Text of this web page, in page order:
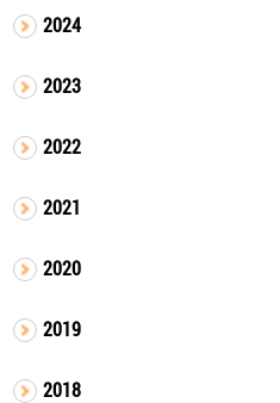
2024
2023
2022
2021
2020
2019
2018